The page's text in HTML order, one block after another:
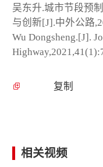
吴东升.城市节段预
与创新[J].中外公路
Wu Dongsheng.[J].
复制
相关视频